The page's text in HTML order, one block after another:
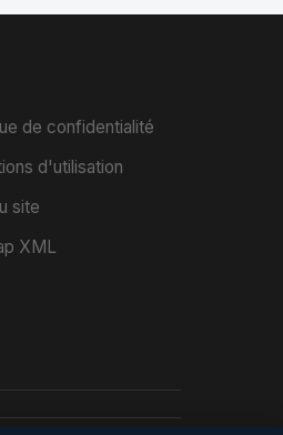
de confidentialité
d'utilisation
site
XML